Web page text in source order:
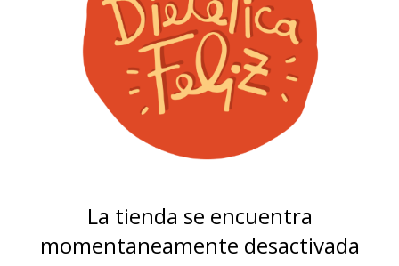
La tienda se encuentra
momentaneamente desactivada